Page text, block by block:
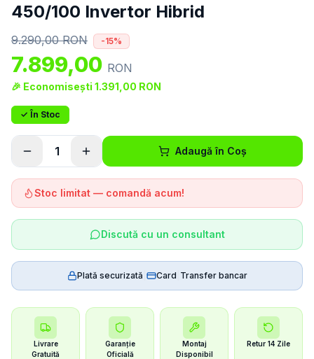
450/100 Invertor Hibrid
9.290,00RON -15%
7.899,00 RON
🎉 Economisești 1.391,00 RON
✓ În Stoc
1 Adaugă în Coș
Stoc limitat — comandă acum!
Discută cu un consultant
Plată securizată Card Transfer bancar
Livrare
Gratuită
Garanție
Oficială
Montaj
Disponibil
Retur 14 Zile